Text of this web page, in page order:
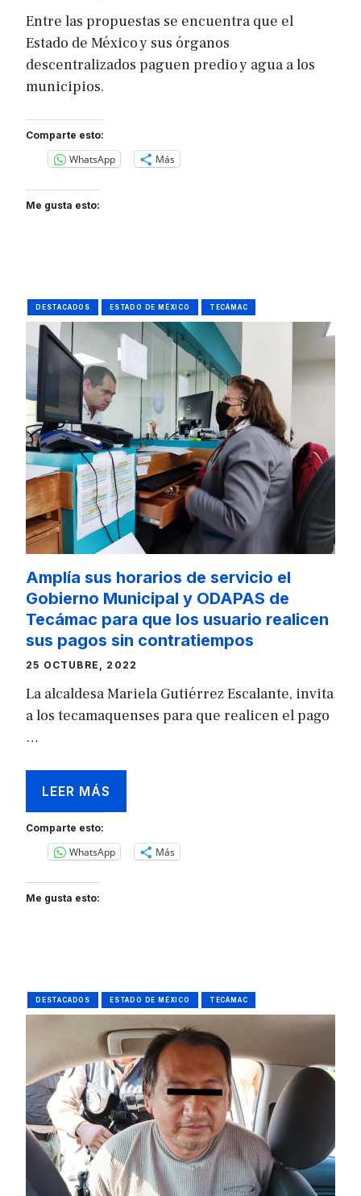
Entre las propuestas se encuentra que el
Estado de México y sus órganos
descentralizados paguen predio y agua a los
municipios.
Comparte esto:
WhatsApp Más
Me gusta esto:
DESTACADOS ESTADO DE MÉXICO TECÁMAC
Amplía sus horarios de servicio el
Gobierno Municipal y ODAPAS de
Tecámac para que los usuario realicen
sus pagos sin contratiempos
25 OCTUBRE, 2022
La alcaldesa Mariela Gutiérrez Escalante, invita
a los tecamaquenses para que realicen el pago
…
LEER MÁS
Comparte esto:
WhatsApp Más
Me gusta esto:
DESTACADOS ESTADO DE MÉXICO TECÁMAC